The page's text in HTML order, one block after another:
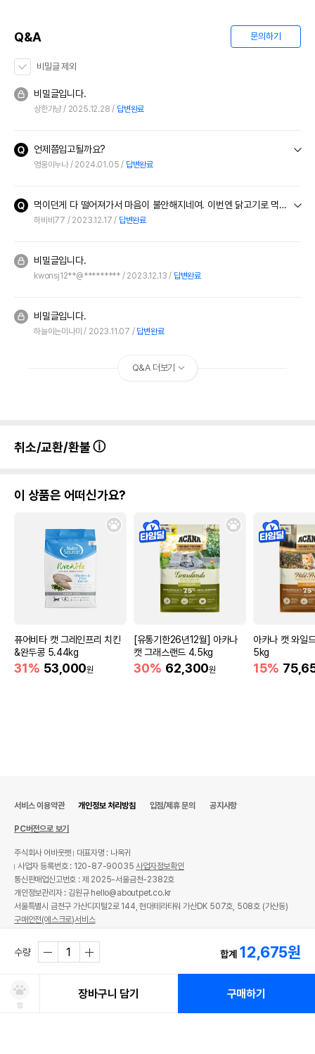
Q&A 문의하기
비밀글 제외
비밀글입니다.
상한가냥 2025.12.28 답변완료
언제쯤입고될까요?
영웅이누나 2024.01.05 답변완료
먹이던게 다 떨어져가서 마음이 불안해지네여. 이번엔 닭고기로 먹여보려는데 언제쯤 입고될까요?ㅠ 연어맛도 입고일정 알고싶어요
하비비77 2023.12.17 답변완료
비밀글입니다.
kwonsj12**@********* 2023.12.13 답변완료
비밀글입니다.
하늘이는미나미 2023.11.07 답변완료
Q&A 더보기
취소/교환/환불
이 상품은 어떠신가요?
퓨어비타 캣 그레인프리 치킨
&완두콩 5.44kg
31% 53,000원
[유통기한26년12월] 아카나
캣 그래스랜드 4.5kg
30% 62,300원
아카나 캣 와일
5kg
15%
수량 합계 12,675원
찜
장바구니 담기 구매하기
서비스 이용약관 개인정보 처리방침 입점/제휴 문의 공지사항
PC버전으로 보기
주식회사 어바웃펫
대표자명 : 나옥귀
사업자 등록번호 : 120-87-90035사업자정보확인
통신판매업신고번호 : 제 2025-서울금천-2382호
개인정보관리자 : 김원규 hello@aboutpet.co.kr
서울특별시 금천구 가산디지털2로 144, 현대테라타워 가산DK 507호, 508호 (가산동)
구매안전(에스크로)서비스